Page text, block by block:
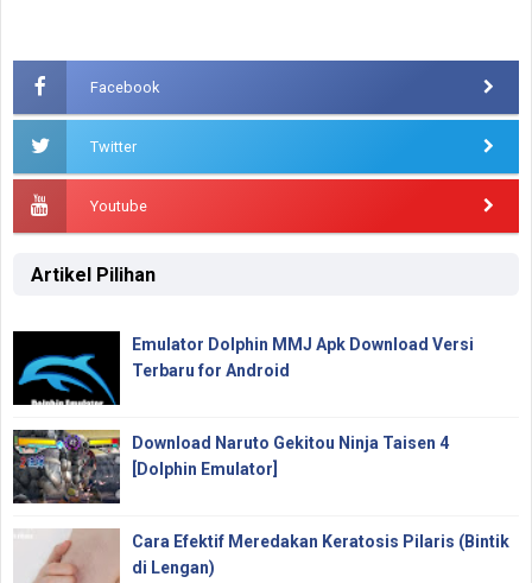
Facebook
Twitter
Youtube
Artikel Pilihan
Emulator Dolphin MMJ Apk Download Versi
Terbaru for Android
Download Naruto Gekitou Ninja Taisen 4
[Dolphin Emulator]
Cara Efektif Meredakan Keratosis Pilaris (Bintik
di Lengan)